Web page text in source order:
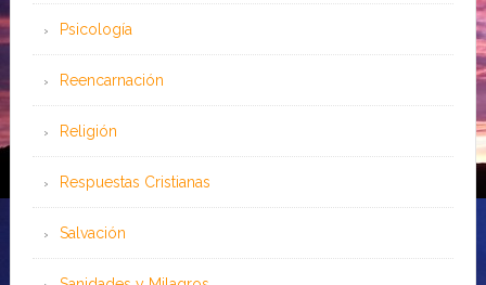
Psicología
Reencarnación
Religión
Respuestas Cristianas
Salvación